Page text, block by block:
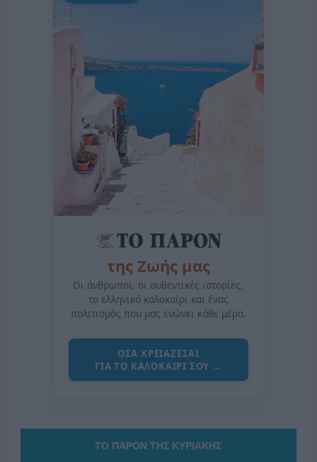
της Ζωής μας
Οι άνθρωποι, οι αυθεντικές ιστορίες,
το ελληνικό καλοκαίρι και ένας
πολιτισμός που μας ενώνει κάθε μέρα.
ΟΣΑ ΧΡΕΙΑΖΕΣΑΙ
ΓΙΑ ΤΟ ΚΑΛΟΚΑΙΡΙ ΣΟΥ →
ΤΟ ΠΑΡΟΝ ΤΗΣ ΚΥΡΙΑΚΗΣ